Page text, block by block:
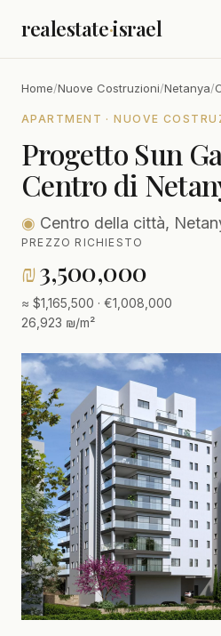
realestate·israel
Home/Nuove Costruzioni/Netanya/
APARTMENT · NUOVE
Progetto Sun
Centro di
◉ Centro della città,
PREZZO RICHIESTO
₪3,500,000
≈ $1,165,500 · €1,008,000
26,923 ₪/m²